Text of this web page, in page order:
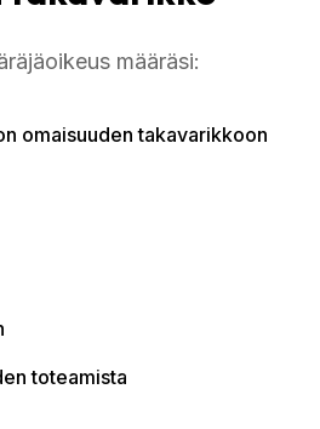
määräsi:
omaisuuden takavarikkoon
toteamista